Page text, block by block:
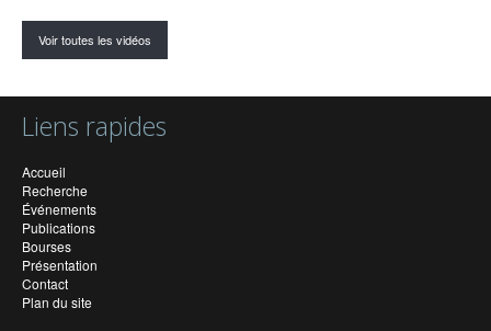
Voir toutes les vidéos
Liens rapides
Accueil
Recherche
Événements
Publications
Bourses
Présentation
Contact
Plan du site